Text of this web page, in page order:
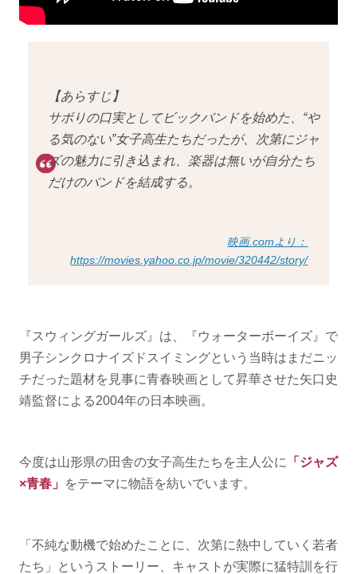
【あらすじ】
サボりの口実としてビックバンドを始めた、“や
る気のない”女子高生たちだったが、次第にジャ
ズの魅力に引き込まれ、楽器は無いが自分たち
だけのバンドを結成する。
映画.comより：
https://movies.yahoo.co.jp/movie/320442/story/
『スウィングガールズ』は、『ウォーターボーイズ』で
男子シンクロナイズドスイミングという当時はまだニッ
チだった題材を見事に青春映画として昇華させた矢口史
靖監督による2004年の日本映画。
今度は山形県の田舎の女子高生たちを主人公に
「ジャズ
×青春」 をテーマに物語を紡いでいます。
「不純な動機で始めたことに、次第に熱中していく若者
たち」というストーリー、キャストが実際に猛特訓を行